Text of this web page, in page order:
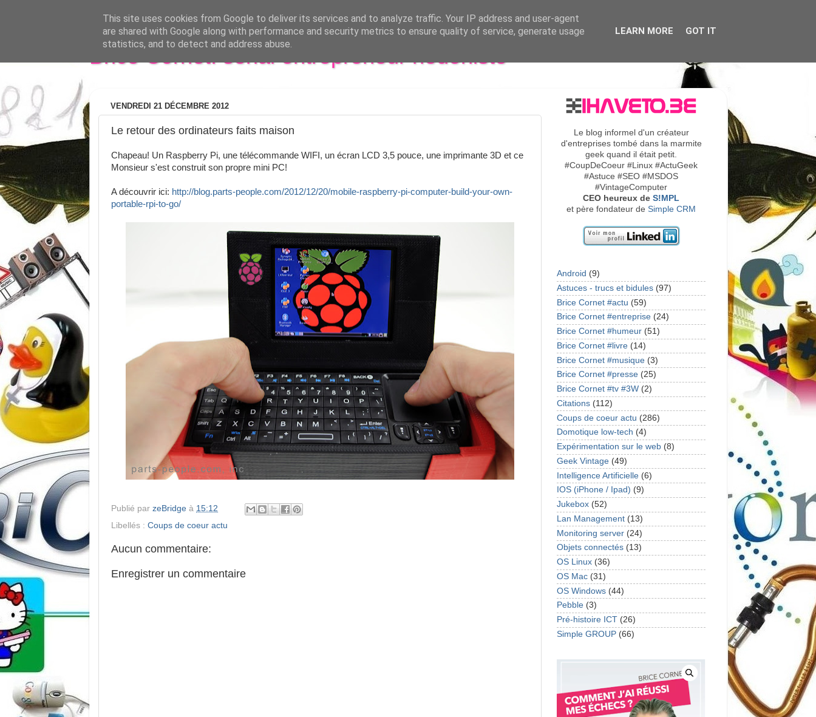
Brice Cornet: serial entrepreneur hédoniste
VENDREDI 21 DÉCEMBRE 2012
Le retour des ordinateurs faits maison
Chapeau! Un Raspberry Pi, une télécommande WIFI, un écran LCD 3,5 pouce, une imprimante 3D et ce
Monsieur s'est construit son propre mini PC!
A découvrir ici: http://blog.parts-people.com/2012/12/20/mobile-raspberry-pi-computer-build-your-own-
portable-rpi-to-go/
Publié par zeBridge à 15:12
Libellés : Coups de coeur actu
Aucun commentaire:
Enregistrer un commentaire
Le blog informel d'un créateur
d'entreprises tombé dans la marmite
geek quand il était petit.
#CoupDeCoeur #Linux #ActuGeek
#Astuce #SEO #MSDOS
#VintageComputer
CEO heureux de S!MPL
et père fondateur de Simple CRM
Android (9)
Astuces - trucs et bidules (97)
Brice Cornet #actu (59)
Brice Cornet #entreprise (24)
Brice Cornet #humeur (51)
Brice Cornet #livre (14)
Brice Cornet #musique (3)
Brice Cornet #presse (25)
Brice Cornet #tv #3W (2)
Citations (112)
Coups de coeur actu (286)
Domotique low-tech (4)
Expérimentation sur le web (8)
Geek Vintage (49)
Intelligence Artificielle (6)
IOS (iPhone / Ipad) (9)
Jukebox (52)
Lan Management (13)
Monitoring server (24)
Objets connectés (13)
OS Linux (36)
OS Mac (31)
OS Windows (44)
Pebble (3)
Pré-histoire ICT (26)
Simple GROUP (66)
This site uses cookies from Google to deliver its services and to analyze traffic. Your IP address and user-agent
are shared with Google along with performance and security metrics to ensure quality of service, generate usage
statistics, and to detect and address abuse.
LEARN MORE GOT IT